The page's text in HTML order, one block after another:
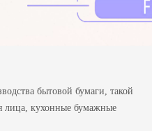
бытовой бумаги, такой
лица, кухонные бумажные